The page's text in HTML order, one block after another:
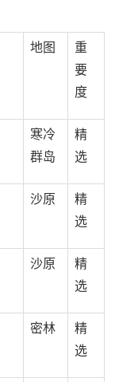
地图
重
要
度
寒冷
群岛
精
选
沙原
精
选
沙原
精
选
密林
精
选